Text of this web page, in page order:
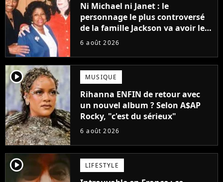
Ni Michael ni Janet : le
personnage le plus controversé
de la famille Jackson va avoir le
droit à sa propre série
6 août 2026
player2 MUSIQUE
Rihanna ENFIN de retour avec
un nouvel album ? Selon A$AP
Rocky, "c'est du sérieux"
6 août 2026
player2 LIFESTYLE